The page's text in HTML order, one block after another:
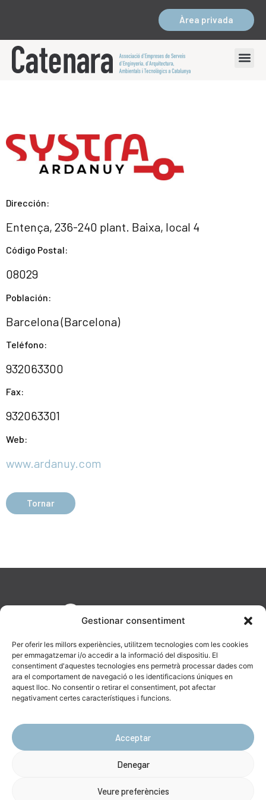
Gestionar consentiment
Per oferir les millors experiències, utilitzem tecnologies com les cookies
per emmagatzemar i/o accedir a la informació del dispositiu. El
consentiment d'aquestes tecnologies ens permetrà processar dades com
ara el comportament de navegació o les identificacions úniques en
aquest lloc. No consentir o retirar el consentiment, pot afectar
negativament certes característiques i funcions.
Acceptar
Denegar
Veure preferències
Àrea privada
Dirección:
Entença, 236-240 plant. Baixa, local 4
Código Postal:
08029
Población:
Barcelona (Barcelona)
Teléfono:
932063300
Fax:
932063301
Web:
www.ardanuy.com
Tornar
AV. Diagonal, 477, 08036 Barcelona
de Cookies